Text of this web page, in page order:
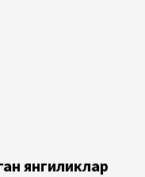
янгиликлар